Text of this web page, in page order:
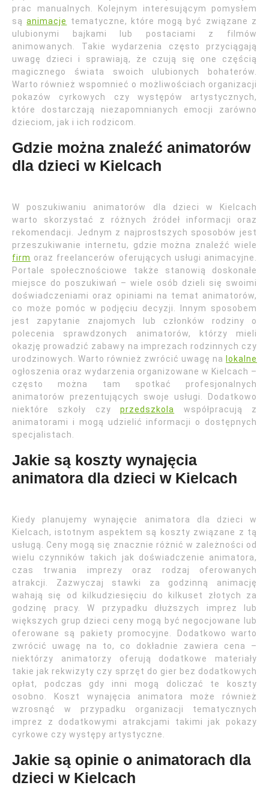
prac manualnych. Kolejnym interesującym pomysłem
sąanimacje
tematyczne, które mogą być związane z
ulubionymi bajkami lub postaciami z filmów
animowanych. Takie wydarzenia często przyciągają
uwagę dzieci i sprawiają, że czują się one częścią
magicznego świata swoich ulubionych bohaterów.
Warto również wspomnieć o możliwościach organizacji
pokazów cyrkowych czy występów artystycznych,
które dostarczają niezapomnianych emocji zarówno
dzieciom, jak i ich rodzicom.
Gdzie można znaleźć animatorów
dla dzieci w Kielcach
W poszukiwaniu animatorów dla dzieci w Kielcach
warto skorzystać z różnych źródeł informacji oraz
rekomendacji. Jednym z najprostszych sposobów jest
przeszukiwanie internetu, gdzie można znaleźć wiele
firm oraz freelancerów oferujących usługi animacyjne.
Portale społecznościowe także stanowią doskonałe
miejsce do poszukiwań – wiele osób dzieli się swoimi
doświadczeniami oraz opiniami na temat animatorów,
co może pomóc w podjęciu decyzji. Innym sposobem
jest zapytanie znajomych lub członków rodziny o
polecenia sprawdzonych animatorów, którzy mieli
okazję prowadzić zabawy na imprezach rodzinnych czy
urodzinowych. Warto również zwrócić uwagę na
lokalne
ogłoszenia oraz wydarzenia organizowane w Kielcach –
często można tam spotkać profesjonalnych
animatorów prezentujących swoje usługi. Dodatkowo
niektóre szkoły czyprzedszkola
współpracują z
animatorami i mogą udzielić informacji o dostępnych
specjalistach.
Jakie są koszty wynajęcia
animatora dla dzieci w Kielcach
Kiedy planujemy wynajęcie animatora dla dzieci w
Kielcach, istotnym aspektem są koszty związane z tą
usługą. Ceny mogą się znacznie różnić w zależności od
wielu czynników takich jak doświadczenie animatora,
czas trwania imprezy oraz rodzaj oferowanych
atrakcji. Zazwyczaj stawki za godzinną animację
wahają się od kilkudziesięciu do kilkuset złotych za
godzinę pracy. W przypadku dłuższych imprez lub
większych grup dzieci ceny mogą być negocjowane lub
oferowane są pakiety promocyjne. Dodatkowo warto
zwrócić uwagę na to, co dokładnie zawiera cena –
niektórzy animatorzy oferują dodatkowe materiały
takie jak rekwizyty czy sprzęt do gier bez dodatkowych
opłat, podczas gdy inni mogą doliczać te koszty
osobno. Koszt wynajęcia animatora może również
wzrosnąć w przypadku organizacji tematycznych
imprez z dodatkowymi atrakcjami takimi jak pokazy
cyrkowe czy występy artystyczne.
Jakie są opinie o animatorach dla
dzieci w Kielcach